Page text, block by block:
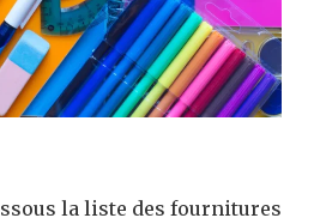
la liste des fournitures